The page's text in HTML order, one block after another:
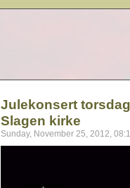
Julekonsert
Slagen kirke
Sunday, November 25, 2012,